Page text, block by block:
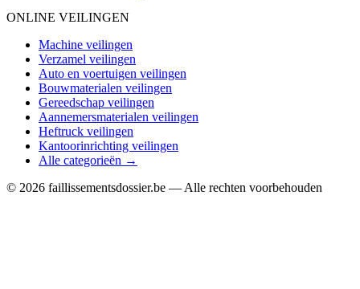
ONLINE VEILINGEN
Machine veilingen
Verzamel veilingen
Auto en voertuigen veilingen
Bouwmaterialen veilingen
Gereedschap veilingen
Aannemersmaterialen veilingen
Heftruck veilingen
Kantoorinrichting veilingen
Alle categorieën →
© 2026 faillissementsdossier.be — Alle rechten voorbehouden